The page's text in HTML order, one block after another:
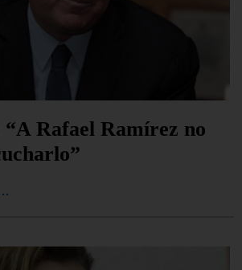
“A Rafael Ramírez no